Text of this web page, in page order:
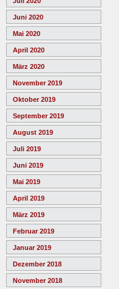
Juni 2020
Mai 2020
April 2020
März 2020
November 2019
Oktober 2019
September 2019
August 2019
Juli 2019
Juni 2019
Mai 2019
April 2019
März 2019
Februar 2019
Januar 2019
Dezember 2018
November 2018